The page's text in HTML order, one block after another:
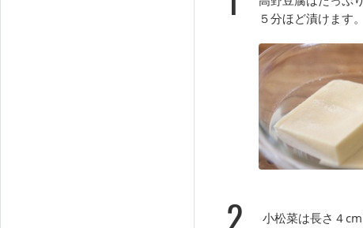
５分ほど漬けます。
2 小松菜は長さ４